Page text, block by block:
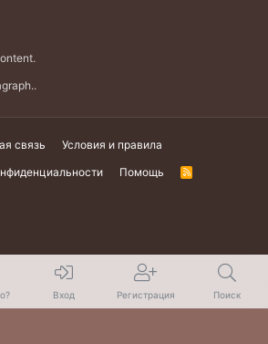
связь
Условия и правила
Помощь
R
Вход Регистрация Поиск